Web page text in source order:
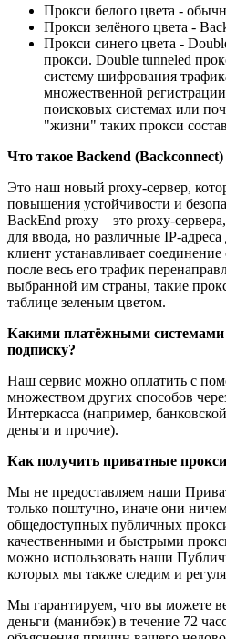
Прокси белого цвета -
Прокси зелёного цвета -
Прокси синего цвета -
прокси. Double tunneled
систему шифрования
множественной
поисковых системах или
"жизни" таких прокси
Что такое Backend (Backconnect)
Это наш новый proxy-сервер,
повышения устойчивости и
BackEnd proxy – это proxy-
для ввода, но различные IP-
клиент устанавливает
после весь его трафик
выбранной им страны, такие
таблице зеленым цветом.
Какими платёжными системами
подписку?
Наш сервис можно оплатить с
множеством других способов
Интеркасса (например,
деньги и прочие).
Как получить приватные
Мы не предоставляем наши
только поштучно, иначе они
общедоступных публичных
качественными и быстрыми
можно использовать наши
которых мы также следим и
Мы гарантируем, что вы можете
деньги (манибэк) в течение 72